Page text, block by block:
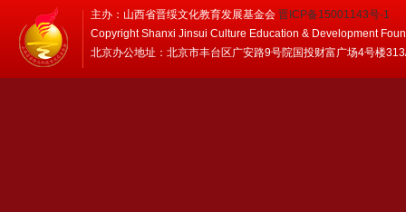
主办：山西省晋绥文化教育发展基金会 晋ICP备15001143号-1
Copyright Shanxi Jinsui Culture Education & Development
北京办公地址：北京市丰台区广安路9号院国投财富广场4号楼